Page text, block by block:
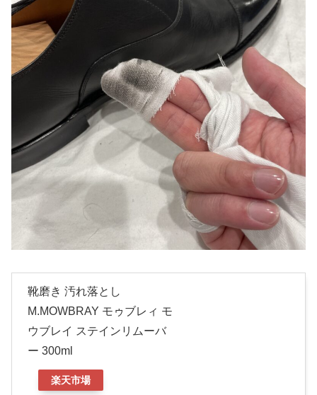
靴磨き 汚れ落とし
M.MOWBRAY モゥブレィ モ
ウブレイ ステインリムーバ
ー 300ml
楽天市場